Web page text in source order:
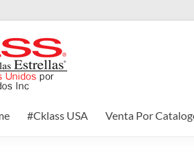
#Cklass USA Venta Por